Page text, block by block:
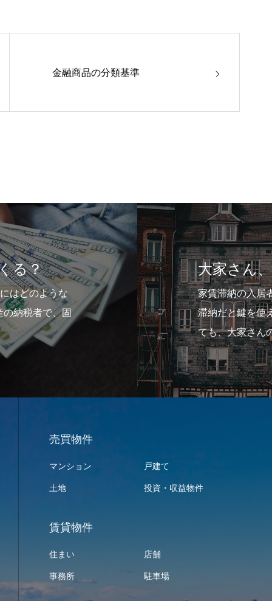
金融商品の分類基準
さん、そんな事しちゃダメですよ
納の入居者さんがいて、催促しても払わないとか、長期の
と鍵を使えないようにしたりしていませんか？していなく
大家さんの心理と…
売買物件
マンション 戸建て
土地 投資・収益物件
賃貸物件
住まい 店舗
事務所 駐車場